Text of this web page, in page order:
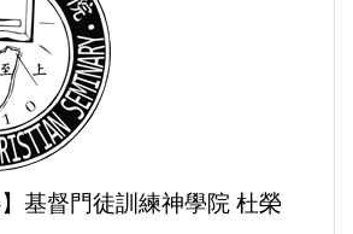
】基督門徒訓練神學院 杜榮